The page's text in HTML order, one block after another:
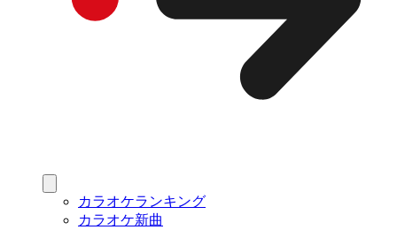
カラオケランキング
カラオケ新曲